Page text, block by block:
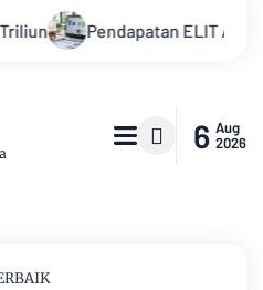
Pendapatan ELIT Anjlok 29%,
6 Aug
2026